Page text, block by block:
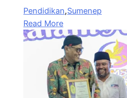
Pendidikan,Sumenep
Read More